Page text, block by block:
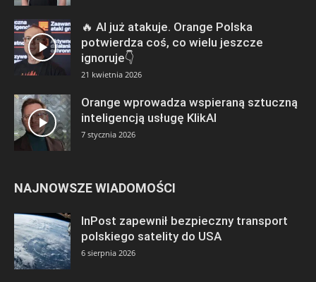
🔥 AI już atakuje. Orange Polska
potwierdza coś, co wielu jeszcze
ignoruje👇
21 kwietnia 2026
Orange wprowadza wspieraną sztuczną
inteligencją usługę KlikAI
7 stycznia 2026
NAJNOWSZE WIADOMOŚCI
InPost zapewnił bezpieczny transport
polskiego satelity do USA
6 sierpnia 2026